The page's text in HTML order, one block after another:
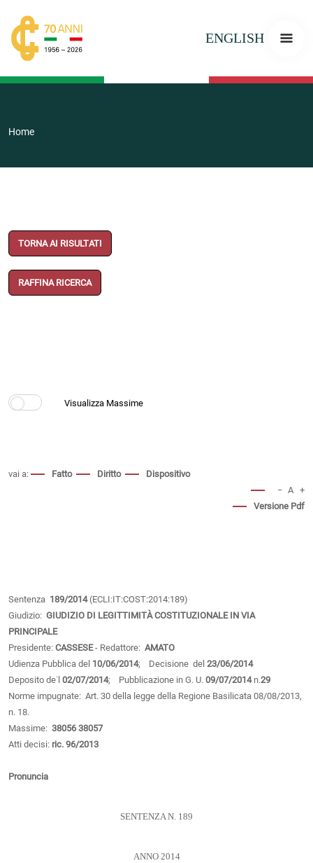
ENGLISH
Home
TORNA AI RISULTATI
RAFFINA RICERCA
vai a: Fatto Diritto
Dispositivo
− A +
Versione Pdf
Sentenza 189/2014(ECLI:IT:COST:2014:189)
Giudizio: GIUDIZIO DI LEGITTIMITÀ COSTITUZIONALE IN VIA
PRINCIPALE
Presidente: CASSESE- Redattore: AMATO
Udienza Pubblica del 10/06/2014; Decisione del 23/06/2014
Deposito de˙l 02/07/2014; Pubblicazione in G. U. 09/07/2014n.29
Norme impugnate: Art. 30 della legge della Regione Basilicata 08/08/2013,
n. 18.
Massime: 38056 38057
Atti decisi: ric. 96/2013
Pronuncia
SENTENZA N. 189
ANNO 2014